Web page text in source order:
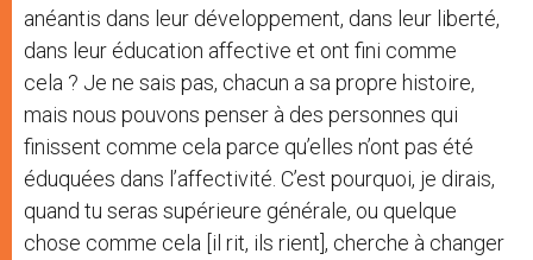
anéantis dans leur développement, dans leur liberté,
dans leur éducation affective et ont fini comme
cela ? Je ne sais pas, chacun a sa propre histoire,
mais nous pouvons penser à des personnes qui
finissent comme cela parce qu’elles n’ont pas été
éduquées dans l’affectivité. C’est pourquoi, je dirais,
quand tu seras supérieure générale, ou quelque
chose comme cela [il rit, ils rient], cherche à changer